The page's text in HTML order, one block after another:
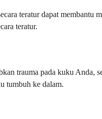
teratur dapat
teratur.
trauma pada kuku
tumbuh ke dalam.